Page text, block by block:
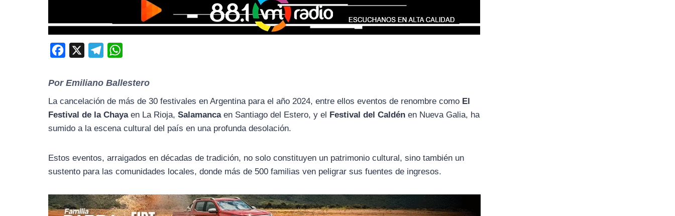
c
b
o
k
g
r
m
a
A
p
Por Emiliano Ballestero
La cancelación de más de 30 festivales en Argentina para el año 2024, entre ellos eventos de renombre como El
Festival de la Chayaen La Rioja,Salamancaen Santiago del Estero, y el Festival del Caldén en Nueva Galia, ha
sumido a la escena cultural del país en una profunda desolación.
Estos eventos, arraigados en décadas de tradición, no solo constituyen un patrimonio cultural, sino también un
sustento para las comunidades locales, donde más de 500 familias ven peligrar sus fuentes de ingresos.